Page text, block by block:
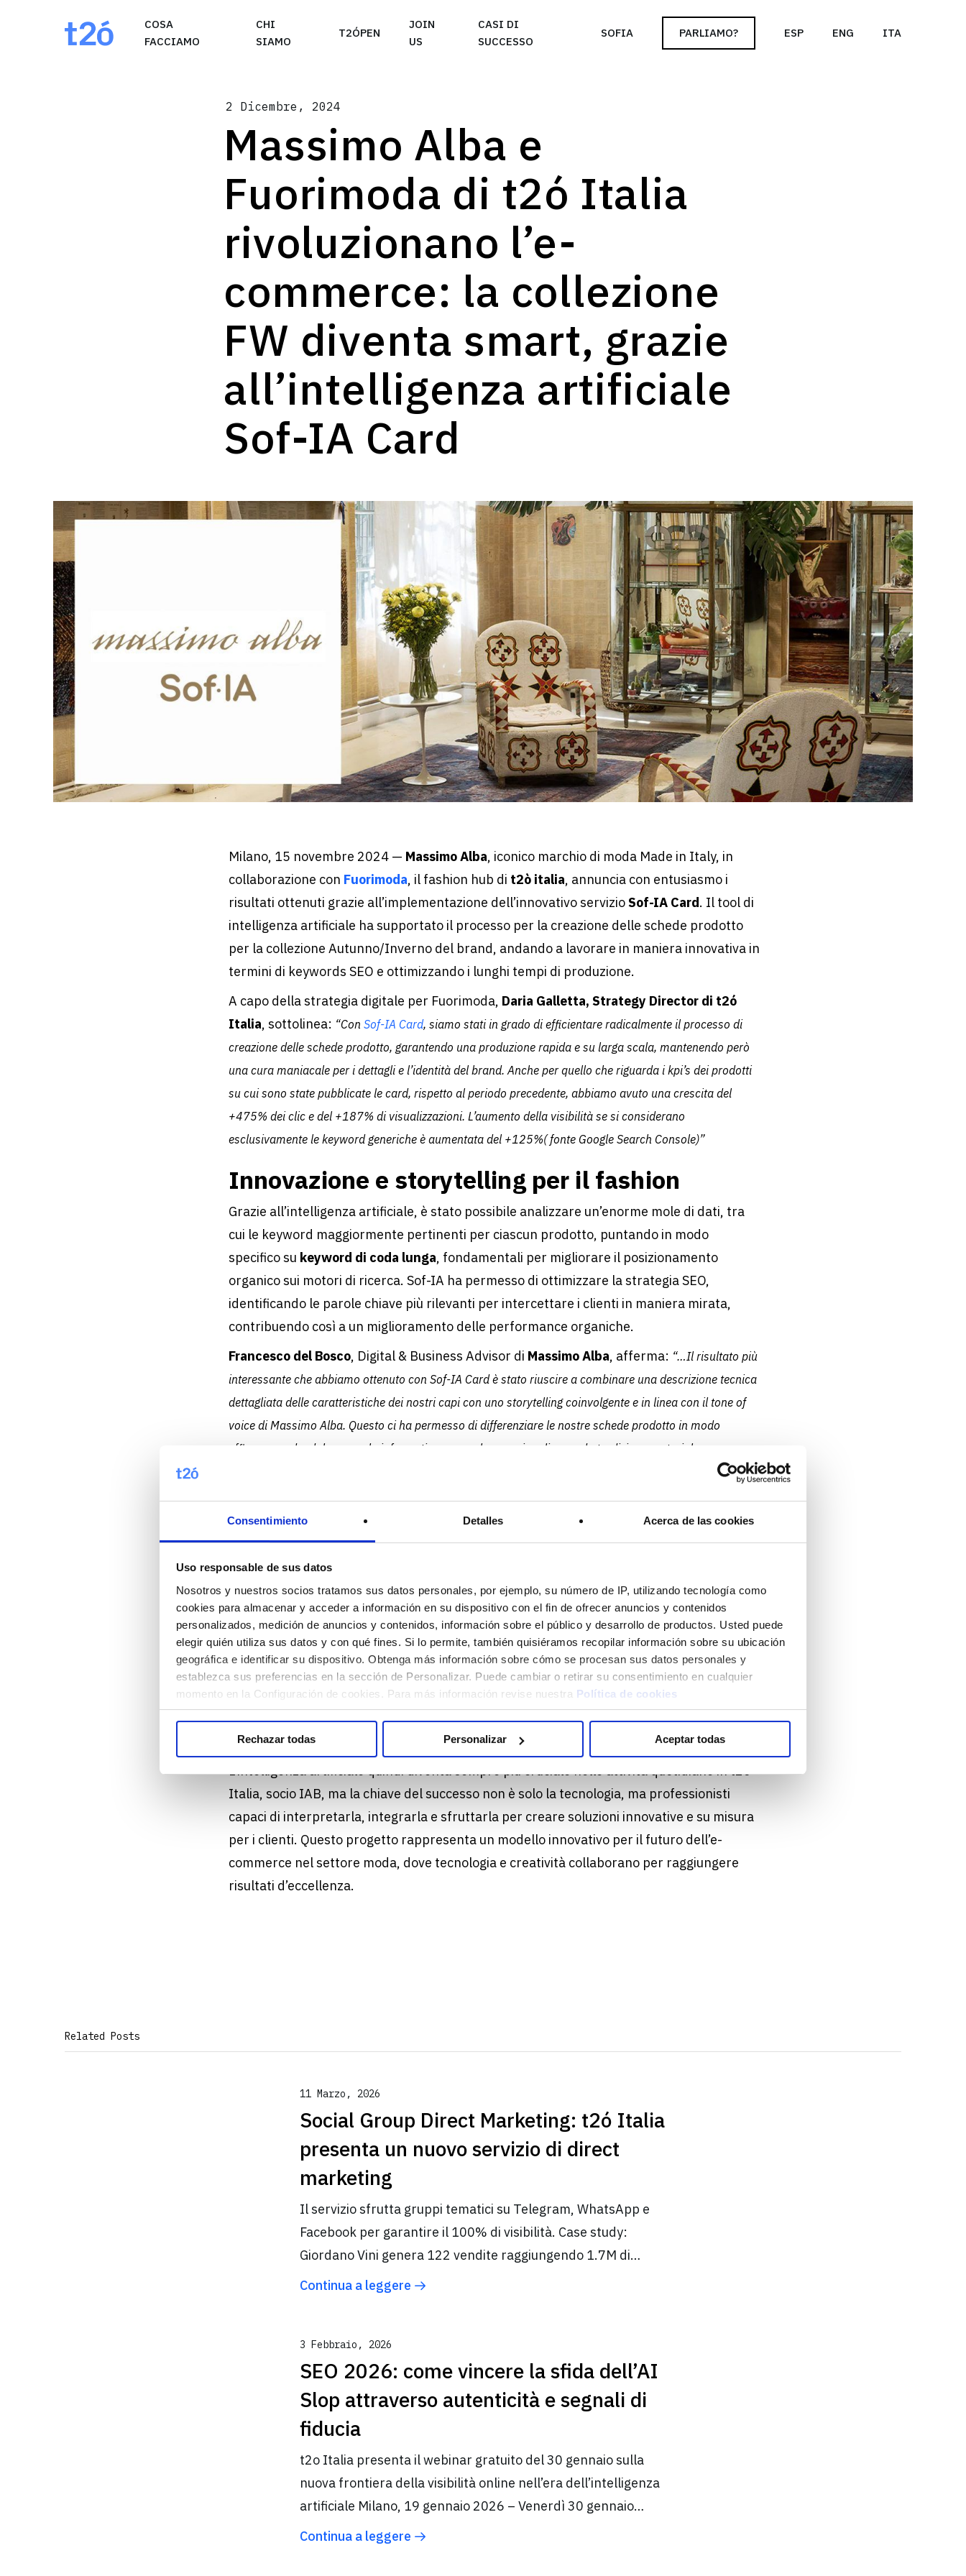
Consentimiento Detalles Acerca de las cookies
Uso responsable de sus datos
Nosotros y nuestros socios tratamos sus datos personales, por ejemplo, su número de IP, utilizando tecnología como
cookies para almacenar y acceder a información en su dispositivo con el fin de ofrecer anuncios y contenidos
personalizados, medición de anuncios y contenidos, información sobre el público y desarrollo de productos. Usted puede
elegir quién utiliza sus datos y con qué fines. Si lo permite, también quisiéramos recopilar información sobre su ubicación
geográfica e identificar su dispositivo. Obtenga más información sobre cómo se procesan sus datos personales y
establezca sus preferencias en la sección de Personalizar. Puede cambiar o retirar su consentimiento en cualquier
momento en la Configuración de cookies. Para más información revise nuestra Política de cookies
Rechazar todas Personalizar Aceptar todas
Hit enter to search or ESC to close
COSA
FACCIAMO
CHI
SIAMO
T2ÓPEN
JOIN
US
CASI DI
SUCCESSO
SOFIA PARLIAMO? ESP ENG ITA
2 Dicembre, 2024
Massimo Alba e
Fuorimoda di t2ó Italia
rivoluzionano l’e-
commerce: la collezione
FW diventa smart, grazie
all’intelligenza artificiale
Sof-IA Card
Milano, 15 novembre 2024— Massimo Alba, iconico marchio di moda Made in Italy, in
collaborazione con Fuorimoda, il fashion hub di t2ò italia, annuncia con entusiasmo i
risultati ottenuti grazie all’implementazione dell’innovativo servizioSof-IA Card. Il tool di
intelligenza artificiale ha supportato il processo per la creazione delle schede prodotto
per la collezione Autunno/Inverno del brand, andando a lavorare in maniera innovativa in
termini di keywords SEO e ottimizzando i lunghi tempi di produzione.
A capo della strategia digitale per Fuorimoda, Daria Galletta, Strategy Director di t2ó
Italia, sottolinea: “Con Sof-IA Card, siamo stati in grado di efficientare radicalmente il processo di
creazione delle schede prodotto, garantendo una produzione rapida e su larga scala, mantenendo però
una cura maniacale per i dettagli e l’identità del brand. Anche per quello che riguarda i kpi’s dei prodotti
su cui sono state pubblicate le card, rispetto al periodo precedente, abbiamo avuto una crescita del
+475% dei clice del +187% di visualizzazioni. L’aumento della visibilità se si considerano
esclusivamente le keyword generiche è aumentata del +125%( fonte Google Search Console)”
Innovazione e storytelling per il fashion
Grazie all’intelligenza artificiale, è stato possibile analizzare un’enorme mole di dati, tra
cui le keyword maggiormente pertinenti per ciascun prodotto, puntando in modo
specifico su keyword di coda lunga, fondamentali per migliorare il posizionamento
organico sui motori di ricerca. Sof-IA ha permesso di ottimizzare la strategia SEO,
identificando le parole chiave più rilevanti per intercettare i clienti in maniera mirata,
contribuendo così a un miglioramento delle performance organiche.
Francesco del Bosco, Digital & Business Advisor di Massimo Alba, afferma: “…Il risultato più
interessante che abbiamo ottenuto con Sof-IA Card è stato riuscire a combinare una descrizione tecnica
dettagliata delle caratteristiche dei nostri capi con uno storytelling coinvolgente e in linea con il tone of
voice di Massimo Alba. Questo ci ha permesso di differenziare le nostre schede prodotto in modo
efficace, rendendole non solo informative ma anche emozionali, unendo tradizione sartoriale e
Best practices per il fashion e-commerce e non
solo
Le schede prodotto create seguono le
informazioni dettagliate sulle caratteristiche tecniche — come materiali, vestibilità, e
provenienza — ma presentate attraverso una narrazione che esprime l’essenza del
brand e dei suoi valori. Questo approccio ha migliorato l’esperienza utente, rendendo ogni
capo non solo un oggetto da acquistare, ma una storia da vivere.
Inoltre, grazie alla possibilità di produzione in bulk, Sof-IA ha reso il processo
estremamente scalabile, con un notevole risparmio di tempo e risorse per il team e-
commerce.
L’intelligenza artificiale quindi diventa sempre più cruciale nelle attività quotidiane in t2ó
Italia, socio IAB, ma la chiave del successo non è solo la tecnologia, ma professionisti
capaci di interpretarla, integrarla e sfruttarla per creare soluzioni innovative e su misura
per i clienti. Questo progetto rappresenta un modello innovativo per il futuro dell’e-
commerce nel settore moda, dove tecnologia e creatività collaborano per raggiungere
risultati d’eccellenza.
Related Posts
11 Marzo, 2026
Social Group Direct Marketing: t2ó Italia
presenta un nuovo servizio di direct
marketing
Il servizio sfrutta gruppi tematici su Telegram, WhatsApp e
Facebook per garantire il 100% di visibilità. Case study:
Giordano Vini genera 122 vendite raggiungendo 1.7M di…
Continua a leggere
3 Febbraio, 2026
SEO 2026: come vincere la sfida dell’AI
Slop attraverso autenticità e segnali di
fiducia
t2o Italia presenta il webinar gratuito del 30 gennaio sulla
nuova frontiera della visibilità online nell’era dell’intelligenza
artificiale Milano, 19 gennaio 2026 – Venerdì 30 gennaio…
Continua a leggere
May we use cookies to track your activities? We take your privacy very seriously. Please see our privacy policy for details and any questions.